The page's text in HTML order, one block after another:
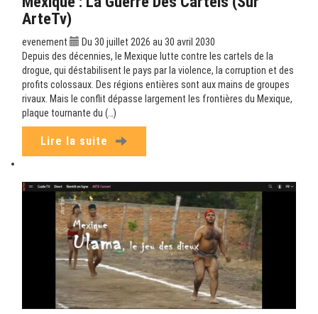
ArteTv)
evenement
Du 30 juillet 2026 au 30 avril 2030
Depuis des décennies, le Mexique lutte contre les cartels de la
drogue, qui déstabilisent le pays par la violence, la corruption et des
profits colossaux. Des régions entières sont aux mains de groupes
rivaux. Mais le conflit dépasse largement les frontières du Mexique,
plaque tournante du (…)
Lire la suite